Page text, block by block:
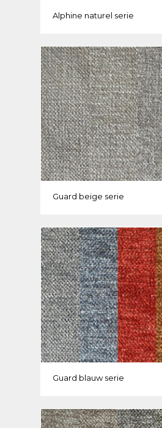
Alphine naturel serie
Guard beige serie
Guard blauw serie